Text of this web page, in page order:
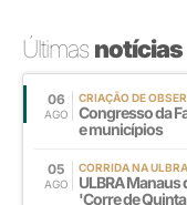
Últimasnotícias
06
AGO
CRIAÇÃO DE
Congresso da
e municípios
05
AGO
CORRIDA NA ULBRA
ULBRA Manaus
'Corre de